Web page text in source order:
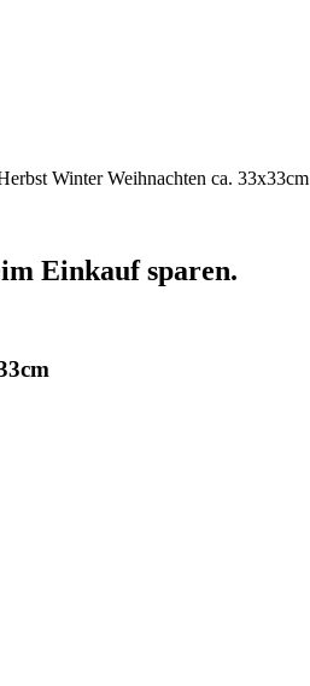
Winter Weihnachten ca. 33x33cm
Einkauf sparen.